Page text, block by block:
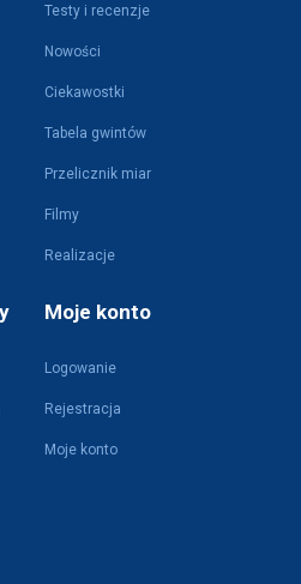
Testy i recenzje
Nowości
Ciekawostki
Tabela gwintów
Przelicznik miar
Filmy
Realizacje
Moje konto
Logowanie
Rejestracja
Moje konto